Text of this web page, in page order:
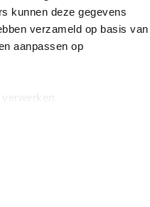
kunnen deze gegevens
verzameld op basis van
aanpassen op
helpdesk@readshop.nl
088 - 133 84 32